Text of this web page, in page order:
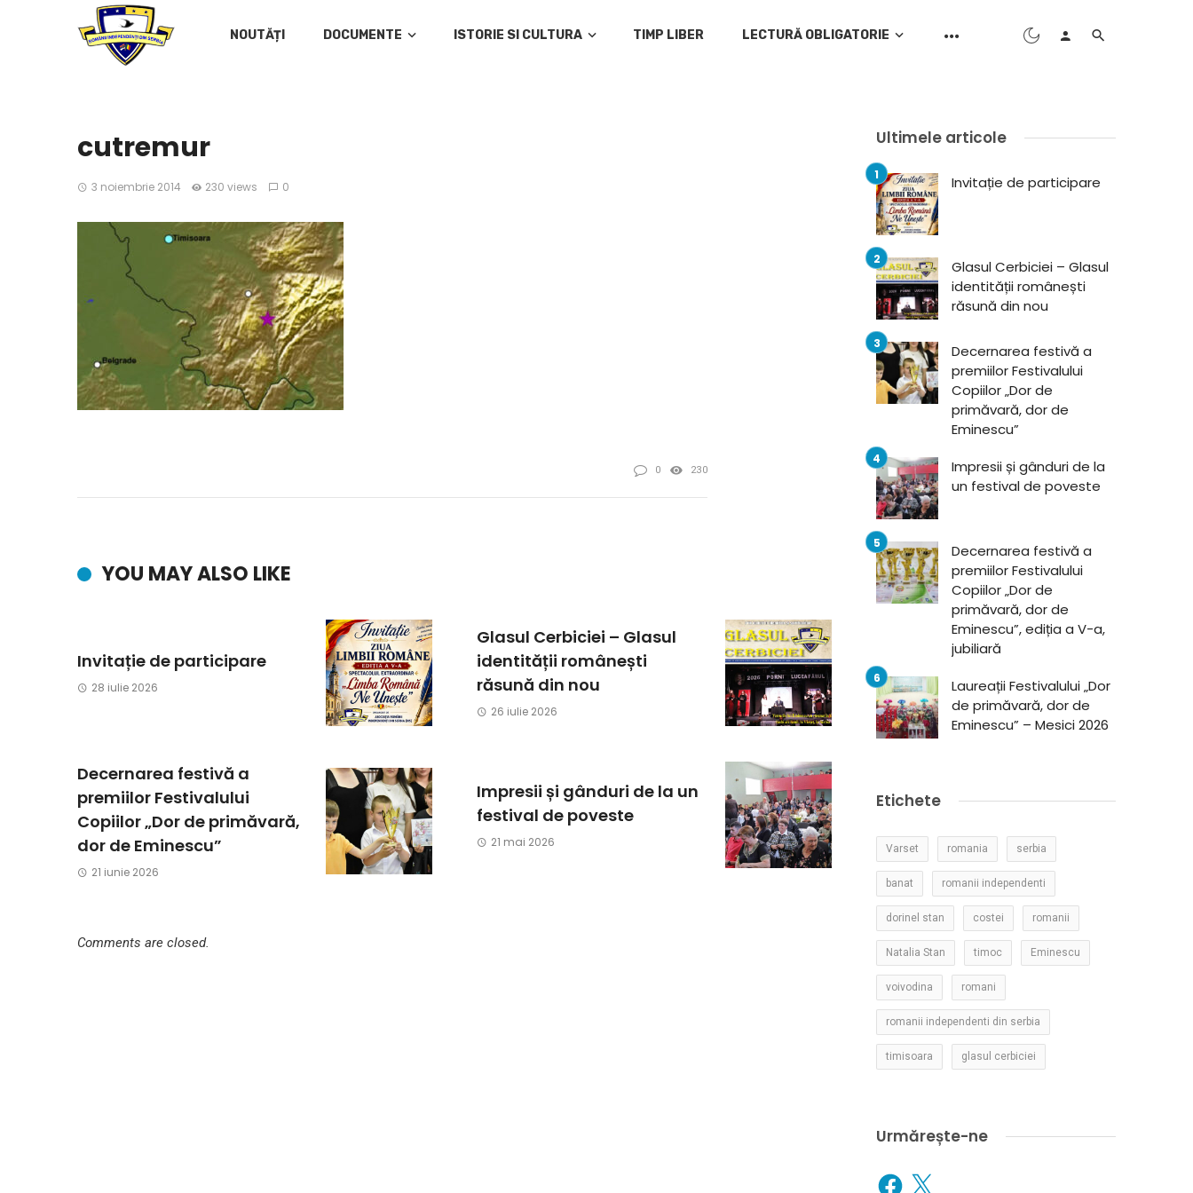
NOUTĂȚI DOCUMENTE ISTORIE SI CULTURA TIMP LIBER LECTURĂ OBLIGATORIE
cutremur
3 noiembrie 2014 230 views 0
0 230
YOU MAY ALSO LIKE
Invitație de participare
28 iulie 2026
Glasul Cerbiciei – Glasul
identității românești
răsună din nou
26 iulie 2026
Decernarea festivă a
premiilor Festivalului
Copiilor „Dor de primăvară,
dor de Eminescu”
21 iunie 2026
Impresii și gânduri de la un
festival de poveste
21 mai 2026
Comments are closed.
Ultimele articole
Invitație de participare
Glasul Cerbiciei – Glasul
identității românești
răsună din nou
Decernarea festivă a
premiilor Festivalului
Copiilor „Dor de
primăvară, dor de
Eminescu”
Impresii și gânduri de la
un festival de poveste
Decernarea festivă a
premiilor Festivalului
Copiilor „Dor de
primăvară, dor de
Eminescu”, ediția a V-a,
jubiliară
Laureații Festivalului „Dor
de primăvară, dor de
Eminescu” – Mesici 2026
Etichete
Varset romania serbia
banat romanii independenti
dorinel stan costei romanii
Natalia Stan timoc Eminescu
voivodina romani
romanii independenti din serbia
timisoara glasul cerbiciei
Urmărește-ne
Facebook
X